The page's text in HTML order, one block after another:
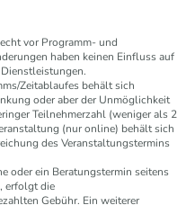
vor Programm- und
haben keinen Einfluss auf
Zeitablaufes behält sich
oder aber der Unmöglichkeit
Teilnehmerzahl (weniger als 2
(nur online) behält sich
des Veranstaltungstermins
oder ein Beratungstermin seitens
erfolgt die
Gebühr. Ein weiterer